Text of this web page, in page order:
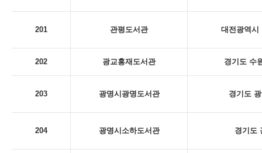
201 관평도서관 대전광역시
202 광교홍재도서관 경기도 수
203 광명시광명도서관 경기도
204 광명시소하도서관 경기도